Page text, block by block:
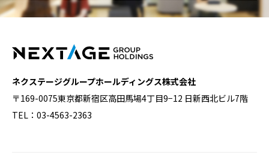
ネクステージグループホールディングス株式会社
〒169-0075東京都新宿区高田馬場4丁目9−12 日新西北ビル7階
TEL：03-4563-2363